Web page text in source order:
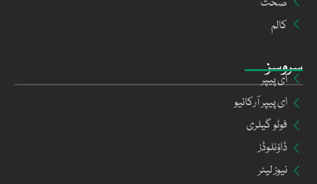
سروسز
ای پیپر
ای پیپر آرکائیو
فوٹو گیلری
ڈاؤنلوڈز
نیوز لیٹر
کالم